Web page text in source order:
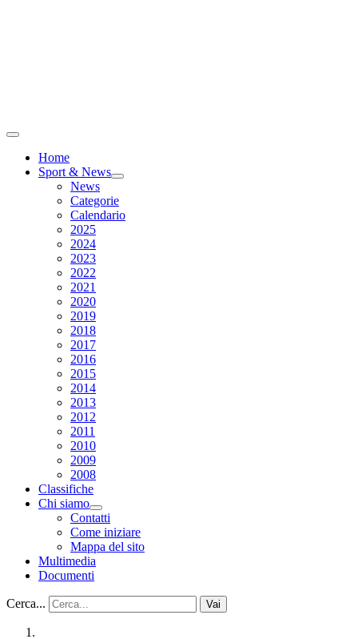
Home
Sport & News
News
Categorie
Calendario
2025
2024
2023
2022
2021
2020
2019
2018
2017
2016
2015
2014
2013
2012
2011
2010
2009
2008
Classifiche
Chi siamo
Contatti
Come iniziare
Mappa del sito
Multimedia
Documenti
Cerca... Vai